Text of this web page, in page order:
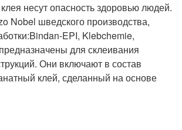
несут опасность здоровью людей.
Nobel шведского производства,
EPI, Klebchemie,
для склеивания
Они включают в состав
клей, сделанный на основе